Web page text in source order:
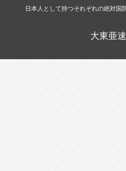
日本人として持つそれぞれの絶対国
大東亜